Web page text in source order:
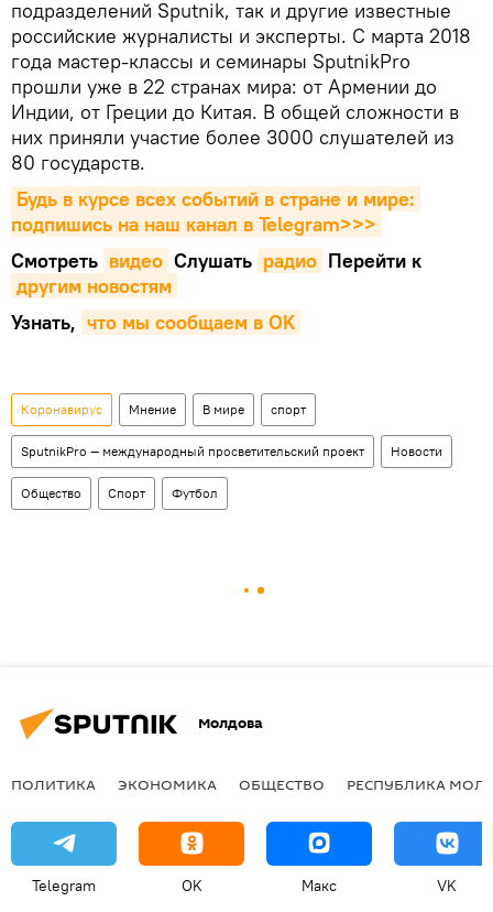
подразделений Sputnik, так и другие известные
российские журналисты и эксперты. С марта 2018
года мастер-классы и семинары SputnikPro
прошли уже в 22 странах мира: от Армении до
Индии, от Греции до Китая. В общей сложности в
них приняли участие более 3000 слушателей из
80 государств.
Будь в курсе всех событий в стране и мире:
подпишись на наш канал в Telegram>>>
Смотреть видео Cлушать радио Перейти к
другим новостям
Узнать, что мы сообщаем в OK
Коронавирус Мнение В мире спорт
SputnikPro — международный просветительский проект Новости
Общество Спорт Футбол
Молдова
ПОЛИТИКА ЭКОНОМИКА ОБЩЕСТВО РЕСПУБЛИКА
Telegram OK Макс VK